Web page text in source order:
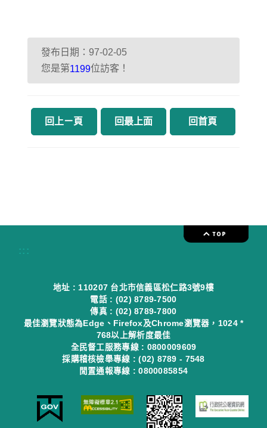
發布日期：97-02-05
您是第1199位訪客！
回上ㄧ頁 回最上面 回首頁
:::
地址 : 110207 台北市信義區松仁路3號9樓
電話 : (02) 8789-7500
傳真 : (02) 8789-7800
最佳瀏覽狀態為Edge、Firefox及Chrome瀏覽器，1024 *
768以上解析度最佳
全民督工服務專線 : 0800009609
採購稽核檢舉專線 : (02) 8789 - 7548
閒置通報專線 : 0800085854